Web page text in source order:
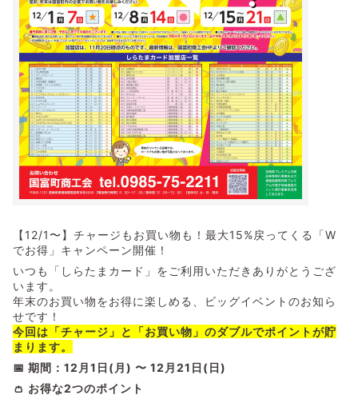
【12/1〜】チャージもお買い物も！最大15%戻ってくる「W
でお得」キャンペーン開催！
いつも「しらたまカード」をご利用いただきありがとうござ
います。
年末のお買い物をお得に楽しめる、ビッグイベントのお知ら
せです！
今回は「チャージ」と「お買い物」のダブルでポイントが貯
まります。
📅 期間：12月1日(月) 〜 12月21日(日)
👛 お得な2つのポイント